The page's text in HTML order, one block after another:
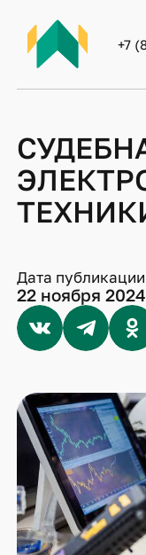
+7
Дата публикации
22 ноября 2024